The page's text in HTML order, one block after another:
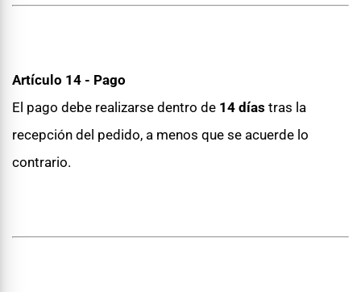
Artículo 14 - Pago
El pago debe realizarse dentro de 14 días tras la
recepción del pedido, a menos que se acuerde lo
contrario.